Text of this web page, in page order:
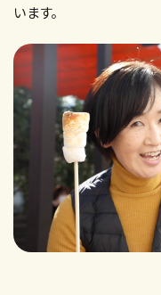
います。